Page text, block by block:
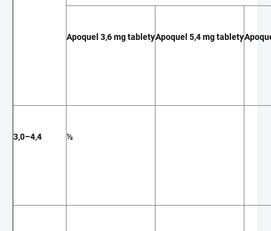
Apoquel 3,6mgtabletyApoquel 5,4mgtablety
3,0–4,4 ½